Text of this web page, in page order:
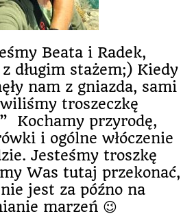
Beata i Radek,
długim stażem;) Kiedy
nam z gniazda, sami
troszeczkę
Kochamy przyrodę,
i ogólne włóczenie
Jesteśmy troszkę
Was tutaj przekonać,
jest za późno na
marzeń 😉